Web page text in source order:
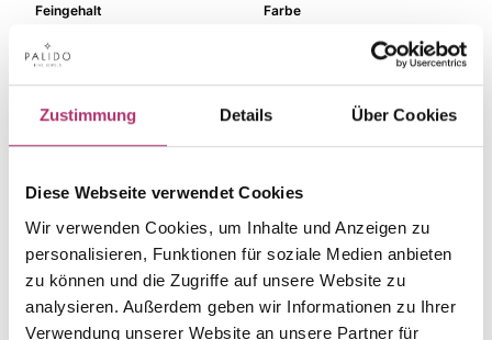
Zustimmung Details Über Cookies
Diese Webseite verwendet Cookies
Wir verwenden Cookies, um Inhalte und Anzeigen zu
personalisieren, Funktionen für soziale Medien anbieten
zu können und die Zugriffe auf unsere Website zu
analysieren. Außerdem geben wir Informationen zu Ihrer
Verwendung unserer Website an unsere Partner für
Feingehalt
Farbe
Steinfarbe
Länge